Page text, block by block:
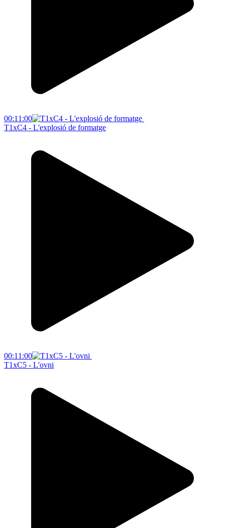
00:11:00
T1xC4 - L'explosió de formatge
00:11:00
T1xC5 - L'ovni